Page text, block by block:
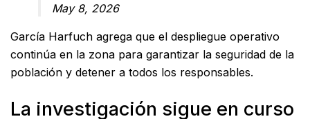
May 8, 2026
García Harfuch agrega que el despliegue operativo
continúa en la zona para garantizar la seguridad de la
población y detener a todos los responsables.
La investigación sigue en curso